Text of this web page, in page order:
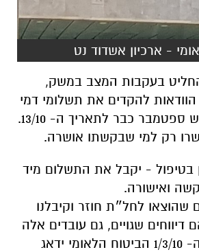
- ארכיון אשדוד נט
בעקבות המצב במשק,
להקדים את תשלומי דמי
האבטלה של חודש ספטמבר כבר לתאריך ה- 13/10.
רק למי שבקשתו אושרה.
בטיפול - יקבל את התשלום מיד
ואישורה.
שהוצאו לחל״ת חוזר וקיבלנו
שגויים, גם עובדים אלה
מטופלים ולאחר ה- 1/3/10 הביטוח הלאומי ידאג